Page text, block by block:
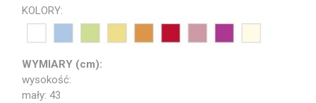
KOLORY:
WYMIARY (cm):
wysokość:
mały: 43